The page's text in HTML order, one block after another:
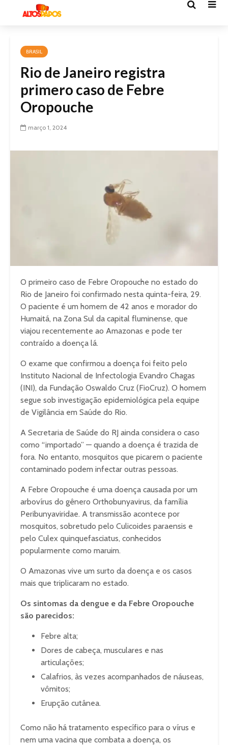
BRASIL
Rio de Janeiro registra
primero caso de Febre
Oropouche
março 1, 2024
O primeiro caso de Febre Oropouche no estado do
Rio de Janeiro foi confirmado nesta quinta-feira, 29.
O paciente é um homem de 42 anos e morador do
Humaitá, na Zona Sul da capital fluminense, que
viajou recentemente ao Amazonas e pode ter
contraído a doença lá.
O exame que confirmou a doença foi feito pelo
Instituto Nacional de Infectologia Evandro Chagas
(INI), da Fundação Oswaldo Cruz (FioCruz). O homem
segue sob investigação epidemiológica pela equipe
de Vigilância em Saúde do Rio.
A Secretaria de Saúde do RJ ainda considera o caso
como “importado” — quando a doença é trazida de
fora. No entanto, mosquitos que picarem o paciente
contaminado podem infectar outras pessoas.
A Febre Oropouche é uma doença causada por um
arbovírus do gênero Orthobunyavirus, da família
Peribunyaviridae. A transmissão acontece por
mosquitos, sobretudo pelo Culicoides paraensis e
pelo Culex quinquefasciatus, conhecidos
popularmente como maruim.
O Amazonas vive um surto da doença e os casos
mais que triplicaram no estado.
Os sintomas da dengue e da Febre Oropouche
são parecidos:
Febre alta;
Dores de cabeça, musculares e nas
articulações;
Calafrios, às vezes acompanhados de náuseas,
vômitos;
Erupção cutânea.
Como não há tratamento específico para o vírus e
nem uma vacina que combata a doença, os